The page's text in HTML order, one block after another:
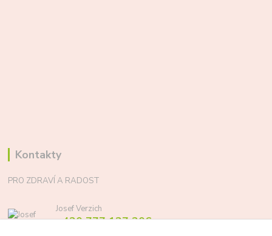
Kontakty
PRO ZDRAVÍ A RADOST
Josef Verzich
+420 777 137 206